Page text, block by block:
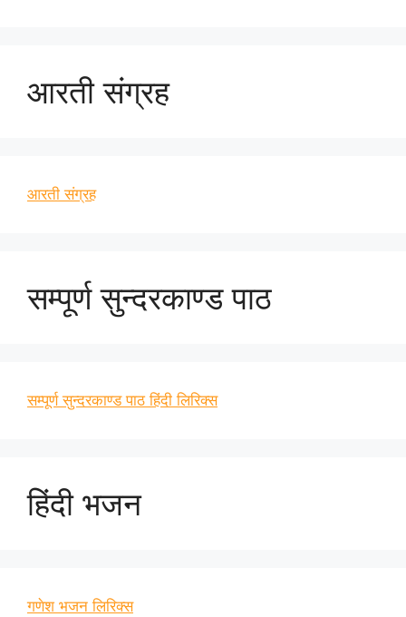
आरती संग्रह
आरती संग्रह
सम्पूर्ण सुन्दरकाण्ड पाठ
सम्पूर्ण सुन्दरकाण्ड पाठ हिंदी लिरिक्स
हिंदी भजन
गणेश भजन लिरिक्स